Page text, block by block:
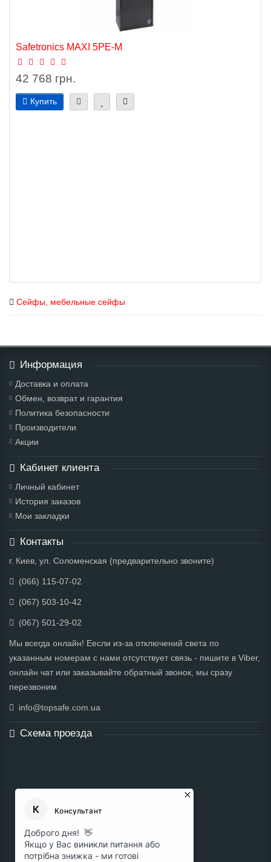
Safetronics MAXI 5PE-М
42 768 грн.
Купить
Сейфы мебельные сейфы
Информация
Доставка и оплата
Обмен, возврат и гарантия
Политика безопасности
Производители
Акции
Кабинет клиента
Личный кабинет
История заказов
Мои закладки
Контакты
г. Киев, ул. Соломенская (предварительно звоните)
(066) 115-07-02
(067) 503-10-42
(067) 501-29-02
Мы всегда онлайн! Еесли из-за отключений света по
указанным номерам с нами отсутствует связь - пишите в Viber,
онлайн чат или заказывайте обратный звонок, мы сразу
перезвоним
info@topsafe.com.ua
Схема проезда